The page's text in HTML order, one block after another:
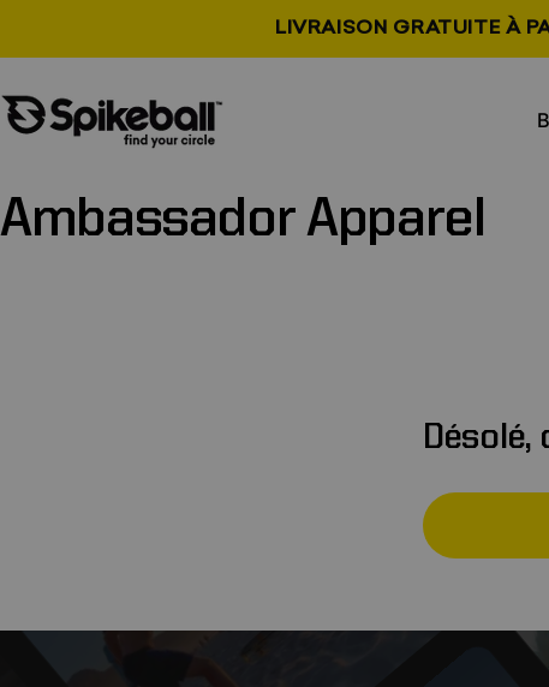
LIVRAISON GRATUITE À
Boutique Spikeball
Ambassador Apparel